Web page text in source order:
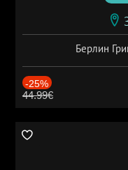
Берлин
-25%
44.99€